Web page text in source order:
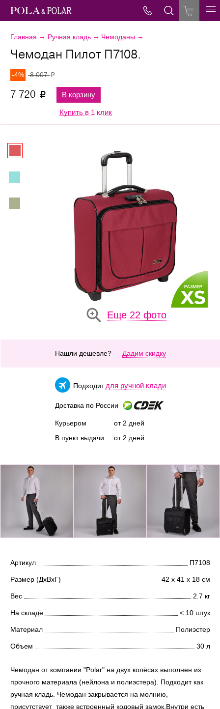
Главная → Ручная кладь → Чемоданы →
Еще 22 фото
Чемодан Пилот П7108.
-4% 8 007p
7 720 p В корзину
Купить в 1 клик
Нашли дешевле? — Дадим скидку
Подходит для ручной клади
Доставка по России
Курьером
В пункт выдачи
от 2 дней
от 2 дней
Артикул П7108
Размер (ДхВхГ) 42 х 41 х 18 см
Вес 2.7 кг
На складе < 10 штук
Материал Полиэстер
Объем 30 л
Чемодан от компании "Polar" на двух колёсах выполнен из
прочного материала (нейлона и полиэстера). Подходит как
ручная кладь. Чемодан закрывается на молнию,
присутствует также встроенный кодовый замок.Внутри есть